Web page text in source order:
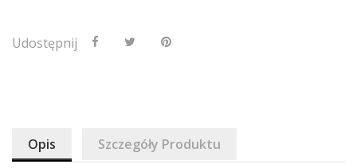
Udostępnij
Opis Szczegóły Produktu